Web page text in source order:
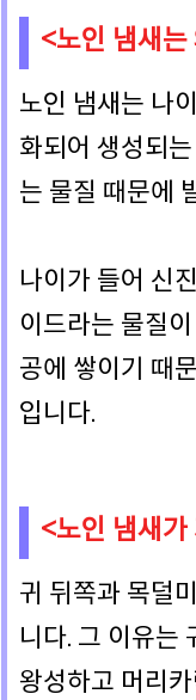
<노인 냄새
노인 냄새는 나
화되어 생성되
는 물질 때문에
나이가 들어 신
이드라는 물질
공에 쌓이기 때
입니다.
<노인 냄새
귀 뒤쪽과 목덜
니다. 그 이유는
왕성하고 머리